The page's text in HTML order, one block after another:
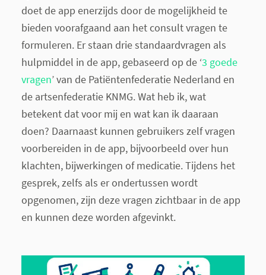
doet de app enerzijds door de mogelijkheid te
bieden voorafgaand aan het consult vragen te
formuleren. Er staan drie standaardvragen als
hulpmiddel in de app, gebaseerd op de ‘3 goede
vragen’ van de Patiëntenfederatie Nederland en
de artsenfederatie KNMG. Wat heb ik, wat
betekent dat voor mij en wat kan ik daaraan
doen? Daarnaast kunnen gebruikers zelf vragen
voorbereiden in de app, bijvoorbeeld over hun
klachten, bijwerkingen of medicatie. Tijdens het
gesprek, zelfs als er ondertussen wordt
opgenomen, zijn deze vragen zichtbaar in de app
en kunnen deze worden afgevinkt.